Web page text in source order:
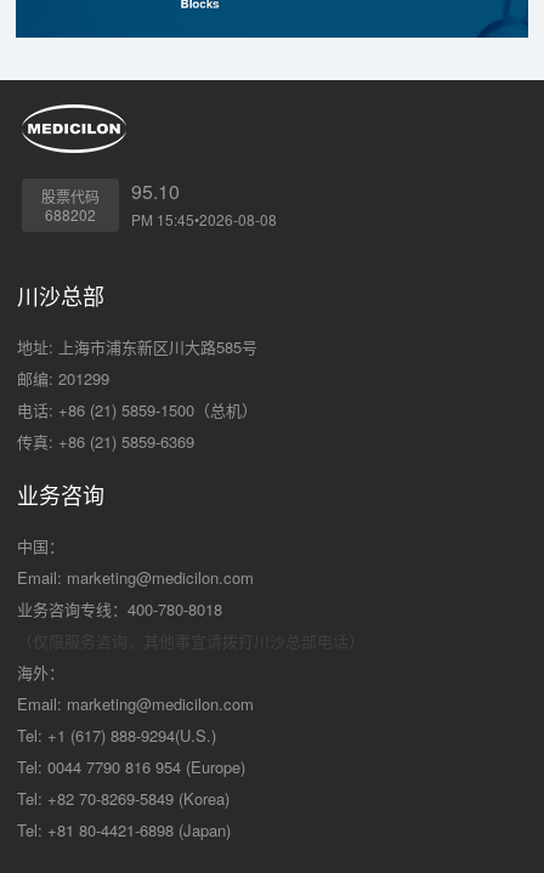
股票代码
688202
95.10
PM 15:45•2026-08-08
川沙总部
地址: 上海市浦东新区川大路585号
邮编: 201299
电话: +86 (21) 5859-1500（总机）
传真: +86 (21) 5859-6369
业务咨询
中国：
Email: marketing@medicilon.com
业务咨询专线：400-780-8018
海外：
Email: marketing@medicilon.com
Tel: +1 (617) 888-9294(U.S.)
Tel: 0044 7790 816 954 (Europe)
Tel: +82 70-8269-5849 (Korea)
Tel: +81 80-4421-6898 (Japan)